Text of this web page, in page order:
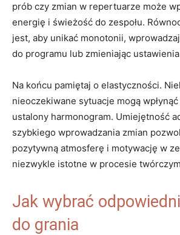
prób czy zmian w repertuarze może
energię i świeżość do zespołu.
jest, aby unikać monotonii,
do programu lub zmieniając
Na końcu pamiętaj o elastyczności.
nieoczekiwane sytuacje mogą
ustalony harmonogram. Umiejętność
szybkiego wprowadzania zmian
pozytywną atmosferę i motywację w
niezwykle istotne w procesie
Jak wybrać
do grania